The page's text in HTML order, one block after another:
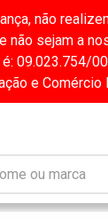
não
não sejam a
09.023.754/
e Comércio